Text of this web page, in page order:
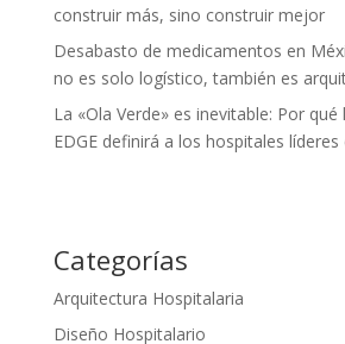
construir más, sino construir mejor
Desabasto de medicamentos en
no es solo logístico, también es
La «Ola Verde» es inevitable: Por
EDGE definirá a los hospitales líderes
Categorías
Arquitectura Hospitalaria
Diseño Hospitalario